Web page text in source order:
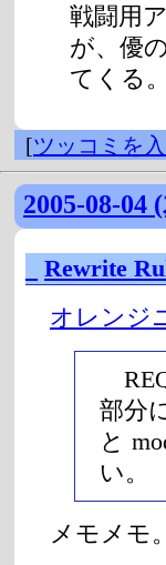
戦闘用
が、優
てくる。
[ツッコミを
2005-08-04
Rewrite
オレンジ
部分
と
い。
メモメモ。